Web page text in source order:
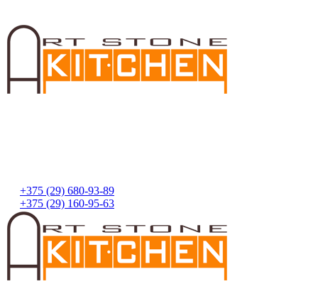
+375 (29) 680-93-89
+375 (29) 160-95-63